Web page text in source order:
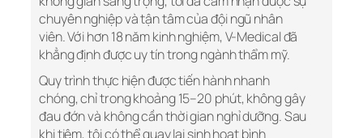
chuyên nghiệp và tận tâm của đội ngũ nhân
viên. Với hơn 18 năm kinh nghiệm, V-Medical đã
khẳng định được uy tín trong ngành thẩm mỹ.
Quy trình thực hiện được tiến hành nhanh
chóng, chỉ trong khoảng 15–20 phút, không gây
đau đớn và không cần thời gian nghỉ dưỡng. Sau
khi tiêm, tôi có thể quay lại sinh hoạt bình